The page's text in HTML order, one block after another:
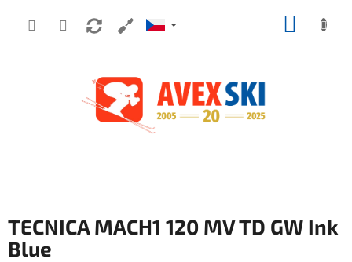
TECNICA MACH1 120 MV TD GW Ink
Blue